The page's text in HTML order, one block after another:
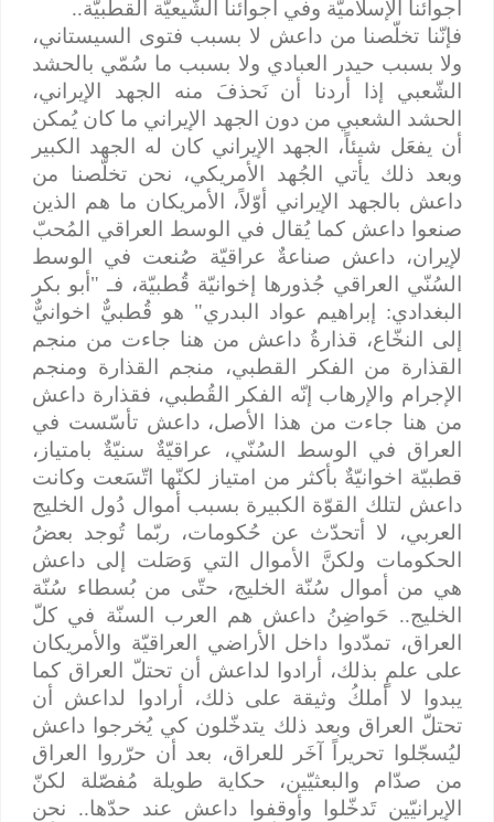
أجوائنا الإسلاميّة وفي أجوائنا الشّيعيّة القطبيّة..
فإنّنا تخلّصنا من داعش لا بسبب فتوى السيستاني،
ولا بسبب حيدر العبادي ولا بسبب ما سُمّي بالحشد
الشّعبي إذا أردنا أن نَحذفَ منه الجهد الإيراني،
الحشد الشعبي من دون الجهد الإيراني ما كان يُمكن
أن يفعَل شيئاً، الجهد الإيراني كان له الجهد الكبير
وبعد ذلك يأتي الجُهد الأمريكي، نحن تخلّصنا من
داعش بالجهد الإيراني أوّلاً، الأمريكان ما هم الذين
صنعوا داعش كما يُقال في الوسط العراقي المُحبّ
لإيران، داعش صناعةٌ عراقيّة صُنعت في الوسط
السُنّي العراقي جُذورها إخوانيّة قُطبيّة، فـ "أبو بكر
البغدادي: إبراهيم عواد البدري" هو قُطبيٌّ اخوانيٌّ
إلى النخّاع، قذارةُ داعش من هنا جاءت من منجم
القذارة من الفكر القطبي، منجم القذارة ومنجم
الإجرام والإرهاب إنّه الفكر القُطبي، فقذارة داعش
من هنا جاءت من هذا الأصل، داعش تأسّست في
العراق في الوسط السُنّي، عراقيّةٌ سنيّةٌ بامتياز،
قطبيّة اخوانيّةٌ بأكثر من امتياز لكنّها اتّسَعت وكانت
داعش لتلك القوّة الكبيرة بسبب أموال دُول الخليج
العربي، لا أتحدّث عن حُكومات، ربّما تُوجد بعضُ
الحكومات ولكنَّ الأموال التي وَصَلت إلى داعش
هي من أموال سُنّة الخليج، حتّى من بُسطاء سُنّة
الخليج.. حَواضِنُ داعش هم العرب السنّة في كلّ
العراق، تمدّدوا داخل الأراضي العراقيّة والأمريكان
على علمٍ بذلك، أرادوا لداعش أن تحتلّ العراق كما
يبدوا لا أملكُ وثيقة على ذلك، أرادوا لداعش أن
تحتلّ العراق وبعد ذلك يتدخّلون كي يُخرجوا داعش
ليُسجّلوا تحريراً آخَر للعراق، بعد أن حرّروا العراق
من صدّام والبعثيّين، حكاية طويلة مُفصّلة لكنّ
الإيرانيّين تَدخّلوا وأوقفوا داعش عند حدّها.. نحن